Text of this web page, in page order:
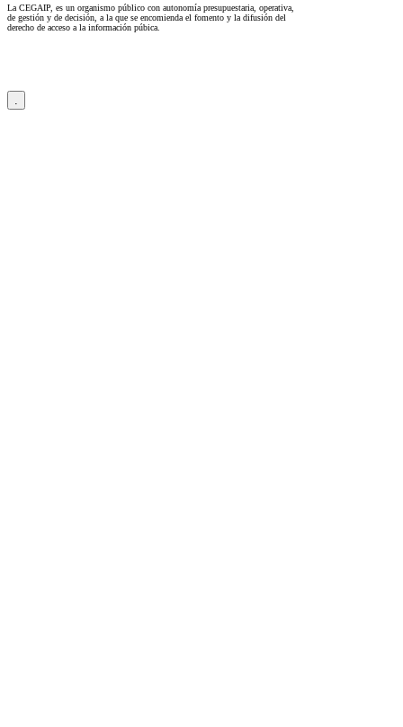
La CEGAIP, es un organismo público con autonomía presupuestaria, operativa,
de gestión y de decisión, a la que se encomienda el fomento y la difusión del
derecho de acceso a la información púbica.